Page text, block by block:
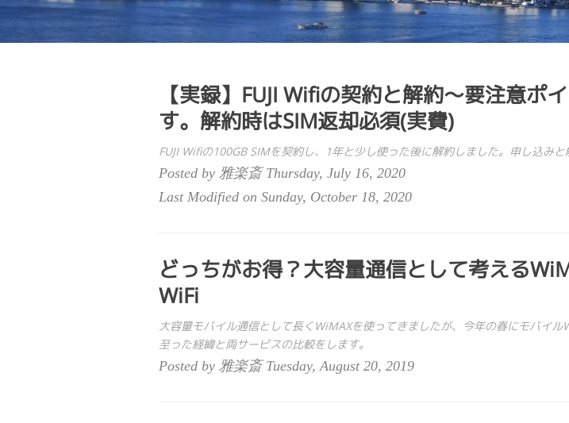
【実録】FUJI Wifiの契約と解約〜要注意ポ
す。解約時はSIM返却必須(実費)
FUJI Wifiの100GB SIMを契約し、1年と少し使った後に解約しました。申し込みと
Posted by 雅楽斎 Thursday, July 16, 2020
Last Modified on Sunday, October 18, 2020
どっちがお得？大容量通信として考える
WiFi
大容量モバイル通信として長くWiMAXを使ってきましたが、今年の春にモバイル
至った経緯と両サービスの比較をします。
Posted by 雅楽斎 Tuesday, August 20, 2019